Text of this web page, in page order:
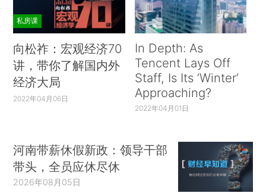
私房课
向松祚：宏观经济70
讲，带你了解国内外
经济大局
2022年04月06日
In Depth: As
Tencent Lays Off
Staff, Is Its ‘Winter’
Approaching?
2022年04月01日
河南带薪休假新政：领导干部
带头，全员应休尽休
2026年08月05日